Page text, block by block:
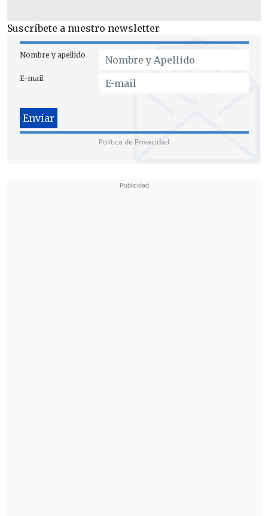
Suscríbete a nuestro newsletter
Nombre y apellido
E-mail
Política de Privacidad